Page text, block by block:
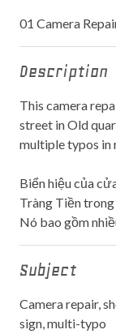
01 Camera
Description
This camera
street in Old
multiple typos in
Biển hiệu của
Tràng Tiền
Nó bao gồm
Subject
Camera repair,
sign, multi-typo